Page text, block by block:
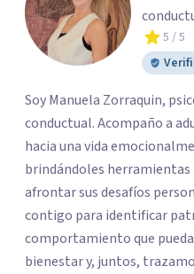
5 / 5
Soy Manuela Zorraquin,
conductual. Acompaño a
hacia una vida
brindándoles herramientas
afrontar sus desafíos
contigo para identificar
comportamiento que
bienestar y, juntos,